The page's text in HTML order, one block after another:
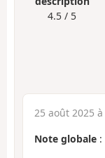
4.5 / 5
25 août 2025
Note globale :